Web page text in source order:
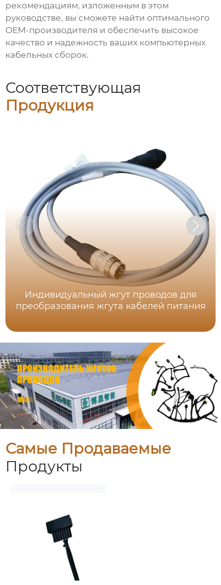
рекомендациям, изложенным в этом
руководстве, вы сможете найти оптимального
OEM-производителя и обеспечить высокое
качество и надежность ваших компьютерных
кабельных сборок.
Соответствующая
Продукция
Индивидуальный жгут проводов для
преобразования жгута кабелей питания
Самые Продаваемые
Продукты